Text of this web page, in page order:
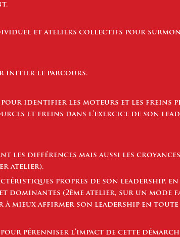
et ateliers collectifs pour
initier le parcours.
identifier les moteurs et les freins
et freins dans l’exercice de son
les différences mais aussi les croyances
atelier).
propres de son leadership, en
dominantes (2ème atelier, sur un
à mieux affirmer son leadership en
pérenniser l’impact de cette